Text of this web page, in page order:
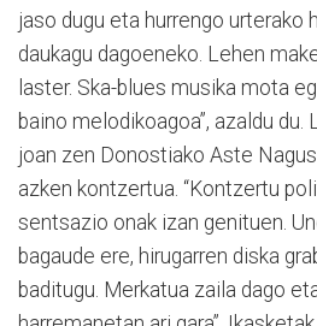
jaso dugu eta hurrengo urterako
daukagu dagoeneko. Lehen
laster. Ska-blues musika mota
baino melodikoagoa”, azaldu du.
joan zen Donostiako Aste
azken kontzertua. “Kontzertu
sentsazio onak izan genituen.
bagaude ere, hirugarren diska
baditugu. Merkatua zaila dago